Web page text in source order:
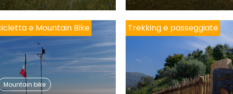
e Mountain Bike
Mountain bike
Trekking e passeggiate